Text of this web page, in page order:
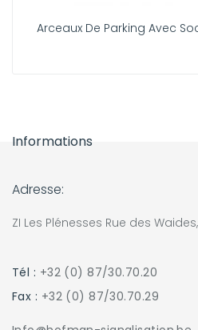
Arceaux De Parking Avec
Informations
Adresse:
ZI Les Plénesses Rue des
Tél : +32 (0) 87/30.70.20
Fax : +32 (0) 87/30.70.29